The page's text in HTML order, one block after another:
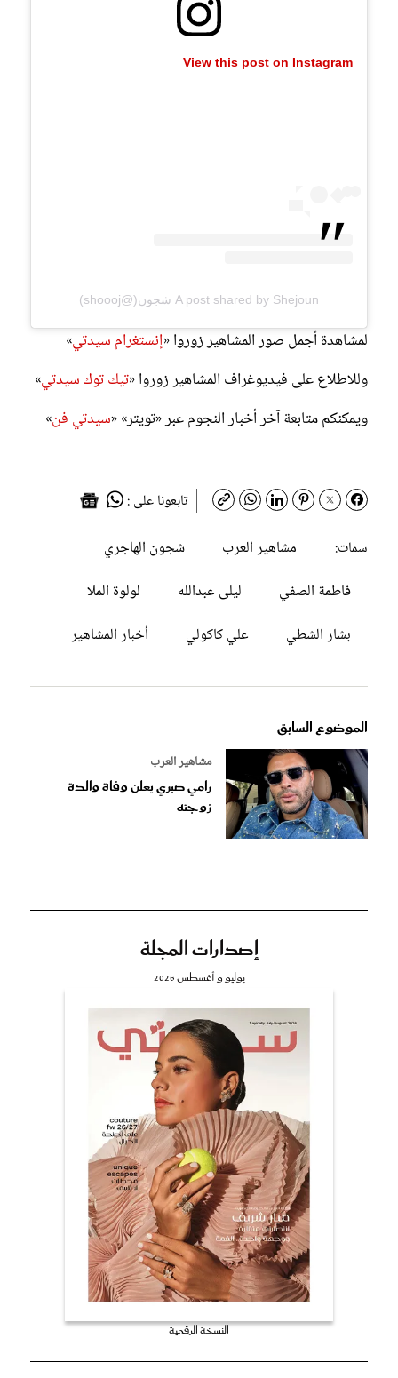
View this post on Instagram
A post shared by Shejoun شجون(@shoooj)
لمشاهدة أجمل صور المشاهير زوروا «إنستغرام سيدتي»
وللاطلاع على فيديوغراف المشاهير زوروا «تيك توك سيدتي»
ويمكنكم متابعة آخر أخبار النجوم عبر «تويتر» «سيدتي فن»
تابعونا على :
سمات:
مشاهير العرب
شجون الهاجري
فاطمة الصفي
ليلى عبدالله
لولوة الملا
بشار الشطي
علي كاكولي أخبار المشاهير
الموضوع السابق
مشاهير العرب
رامي صبري يعلن وفاة والدة
زوجته
إصدارات المجلة
يوليو و أغسطس 2026
النسخة الرقمية